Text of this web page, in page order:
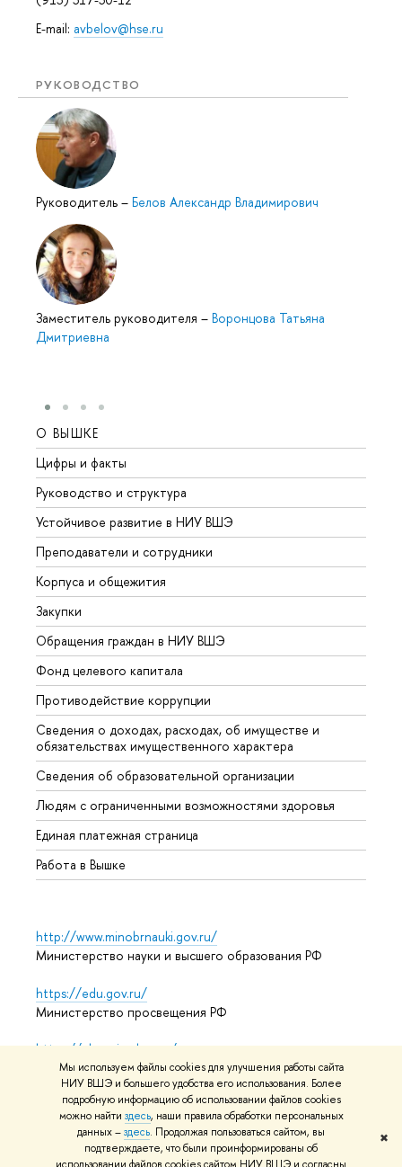
Мы используем файлы cookies для улучшения работы сайта
НИУ ВШЭ и большего удобства его использования. Более
подробную информацию об использовании файлов cookies
можно найти здесь, наши правила обработки персональных
данных –здесь. Продолжая пользоваться сайтом, вы
подтверждаете, что были проинформированы об
✖
E-mail: avbelov@hse.ru
РУКОВОДСТВО
Руководитель – Белов Александр Владимирович
Заместитель руководителя – Воронцова Татьяна
Дмитриевна
О ВЫШКЕ
Цифры и факты
Руководство и структура
Устойчивое развитие в НИУ ВШЭ
Преподаватели и сотрудники
Корпуса и общежития
Закупки
Обращения граждан в НИУ ВШЭ
Фонд целевого капитала
Противодействие коррупции
Сведения о доходах, расходах, об имуществе и
обязательствах имущественного характера
Сведения об образовательной организации
Людям с ограниченными возможностями здоровья
Единая платежная страница
Работа в Вышке
http://www.minobrnauki.gov.ru/
Министерство науки и высшего образования РФ
https://edu.gov.ru/
Министерство просвещения РФ
https://elearning.hse.ru/mooc
Массовые открытые онлайн-курсы
© НИУ ВШЭ 1993–2026 Адреса и контактыУсловия
использования материаловПолитика конфиденциальности